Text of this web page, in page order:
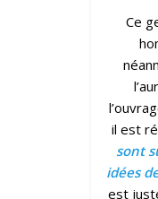
Ce
il est
sont
idées
est